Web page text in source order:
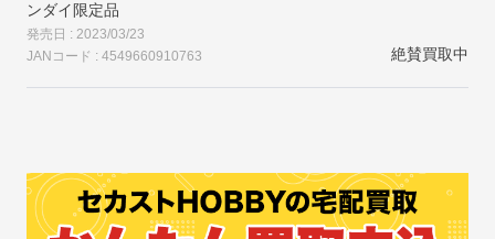
ンダイ限定品
発売日 : 2023/03/23
JANコード : 4549660910763
絶賛買取中